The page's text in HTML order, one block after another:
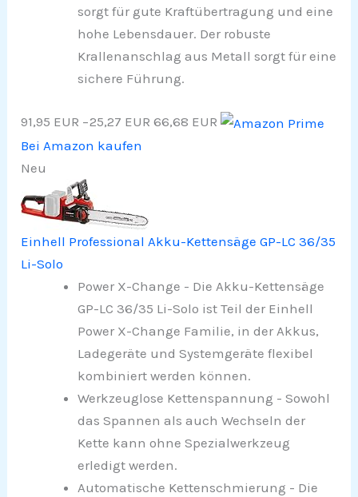
sorgt für gute Kraftübertragung und eine
hohe Lebensdauer. Der robuste
Krallenanschlag aus Metall sorgt für eine
sichere Führung.
91,95 EUR −25,27 EUR 66,68 EUR
Bei Amazon kaufen
Neu
Einhell Professional Akku-Kettensäge GP-LC 36/35
Li-Solo
Power X-Change - Die Akku-Kettensäge
GP-LC 36/35 Li-Solo ist Teil der Einhell
Power X-Change Familie, in der Akkus,
Ladegeräte und Systemgeräte flexibel
kombiniert werden können.
Werkzeuglose Kettenspannung - Sowohl
das Spannen als auch Wechseln der
Kette kann ohne Spezialwerkzeug
erledigt werden.
Automatische Kettenschmierung - Die